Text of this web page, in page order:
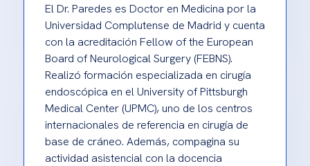
El Dr. Paredes es Doctor en Medicina por la
Universidad Complutense de Madrid y cuenta
con la acreditación Fellow of the European
Board of Neurological Surgery (FEBNS).
Realizó formación especializada en cirugía
endoscópica en el University of Pittsburgh
Medical Center (UPMC), uno de los centros
internacionales de referencia en cirugía de
base de cráneo. Además, compagina su
actividad asistencial con la docencia